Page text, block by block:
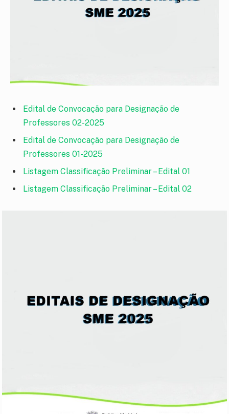
Edital de Convocação para Designação de
Professores 02-2025
Edital de Convocação para Designação de
Professores 01-2025
Listagem Classificação Preliminar – Edital 01
Listagem Classificação Preliminar – Edital 02